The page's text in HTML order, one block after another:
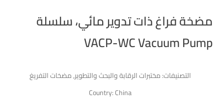
مضخة فراغ ذات تدوير مائي، سلسلة
VACP-WC Vacuum Pump
التصنيفات:مختبرات الرقابة والبحث والتطوير,مضخات التفريغ
Country:China